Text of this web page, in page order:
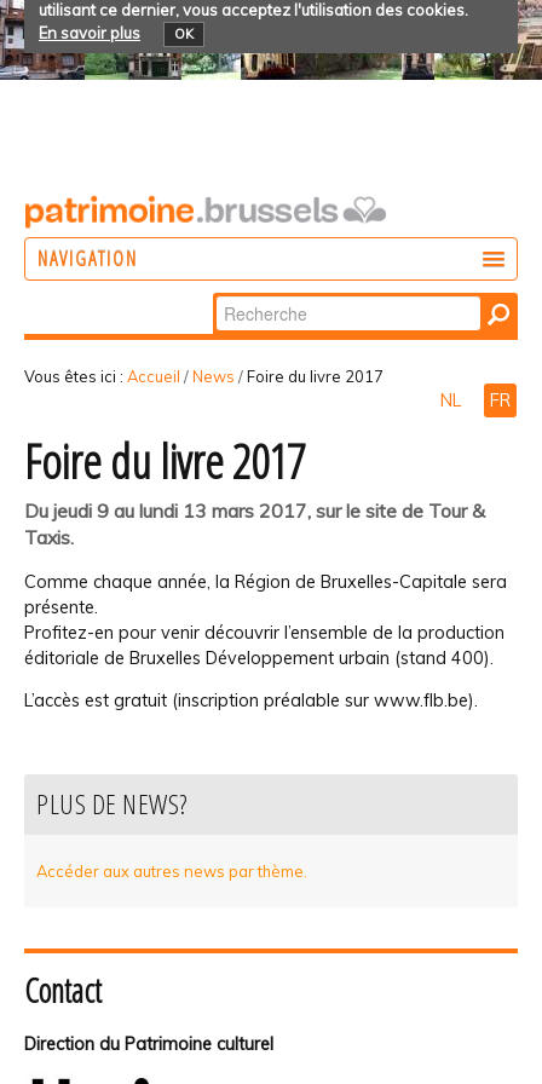
utilisant ce dernier, vous acceptez l'utilisation des cookies.
En savoir plus
OK
NAVIGATION
Chercher par
Recherche
avancée…
Vous êtes ici : Accueil /News /Foire du livre 2017
NL FR
Foire du livre 2017
Du jeudi 9 au lundi 13 mars 2017, sur le site de Tour &
Taxis.
Comme chaque année, la Région de Bruxelles-Capitale sera
présente.
Profitez-en pour venir découvrir l’ensemble de la production
éditoriale de Bruxelles Développement urbain (stand 400).
L’accès est gratuit (inscription préalable sur www.flb.be).
PLUS DE NEWS?
Accéder aux autres news par thème.
Contact
Direction du Patrimoine culturel